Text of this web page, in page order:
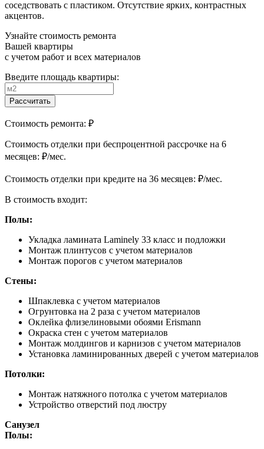
соседствовать с пластиком. Отсутствие ярких, контрастных
акцентов.
Узнайте стоимость ремонта
Вашей квартиры
с учетом работ и всех материалов
Введите площадь квартиры:
Рассчитать
Стоимость ремонта: ₽
Cтоимость отделки при беспроцентной рассрочке на 6
месяцев: ₽/мес.
Cтоимость отделки при кредите на 36 месяцев: ₽/мес.
В стоимость входит:
Полы:
Укладка ламината Laminely 33 класс и подложки
Монтаж плинтусов с учетом материалов
Монтаж порогов с учетом материалов
Стены:
Шпаклевка с учетом материалов
Огрунтовка на 2 раза с учетом материалов
Оклейка флизелиновыми обоями Erismann
Окраска стен с учетом материалов
Монтаж молдингов и карнизов с учетом материалов
Установка ламинированных дверей с учетом материалов
Потолки:
Монтаж натяжного потолка с учетом материалов
Устройство отверстий под люстру
Санузел
Полы: